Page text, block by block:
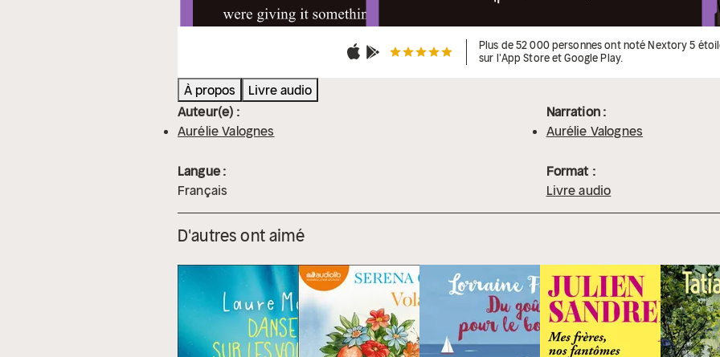
Plus de 52 000 personnes ont noté Nextory 5
sur l'App Store et Google Play.
À propos
Livre audio
Auteur(e) :
Aurélie Valognes
Narration :
Aurélie Valognes
Langue :
Français
Format :
Livre audio
D'autres ont aimé